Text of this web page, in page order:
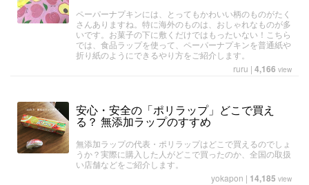
ペーパーナプキンには、とってもかわいい柄のものがたく
さんありますね。特に海外のものは、おしゃれなものが多
いです。お菓子の下に敷くだけではもったいない！こちら
では、食品ラップを使って、ペーパーナプキンを普通紙や
折り紙のようにできるやり方をご紹介します。
ruru | 4,166 view
安心・安全の「ポリラップ」どこで買え
る？ 無添加ラップのすすめ
無添加ラップの代表・ポリラップはどこで買えるのでしょ
うか？実際に購入した人がどこで買ったのか、全国の取扱
い店舗などをご紹介します。
yokapon | 14,185 view